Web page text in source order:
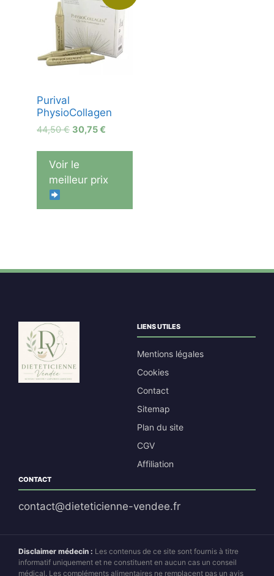
Purival
PhysioCollagen
44,50€ Le
initial
était :
44,50 €.
30,75€
actuel
30,75 €.
Voir le
meilleur prix
LIENS UTILES
Mentions légales
Cookies
Contact
Sitemap
Plan du site
CGV
Affiliation
CONTACT
contact@dieteticienne-vendee.fr
Disclaimer médecin : Les contenus de ce site sont fournis à titre
informatif uniquement et ne constituent en aucun cas un conseil
médical. Les compléments alimentaires ne remplacent pas un avis